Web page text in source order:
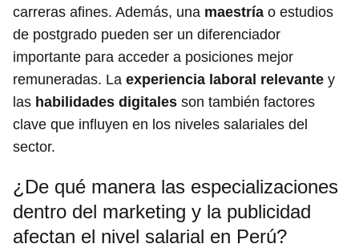
carreras afines. Además, una maestría o estudios
de postgrado pueden ser un diferenciador
importante para acceder a posiciones mejor
remuneradas. La experiencia laboral relevante y
las habilidades digitales son también factores
clave que influyen en los niveles salariales del
sector.
¿De qué manera las especializaciones
dentro del marketing y la publicidad
afectan el nivel salarial en Perú?